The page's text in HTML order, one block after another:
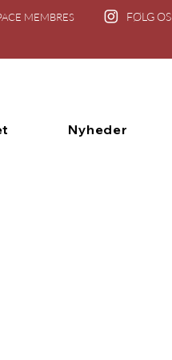
MEMBRES FØLG OS
Nyheder